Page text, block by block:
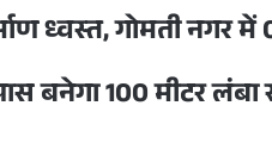
ध्वस्त, गोमती नगर
बनेगा 100 मीटर